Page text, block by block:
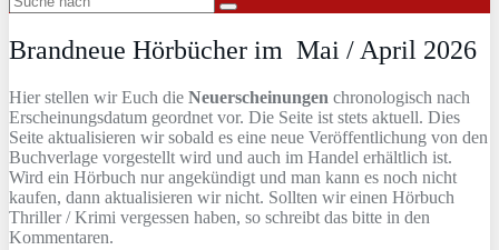
Brandneue Hörbücher im Mai / April 2026
Hier stellen wir Euch die Neuerscheinungen chronologisch nach
Erscheinungsdatum geordnet vor. Die Seite ist stets aktuell. Dies
Seite aktualisieren wir sobald es eine neue Veröffentlichung von den
Buchverlage vorgestellt wird und auch im Handel erhältlich ist.
Wird ein Hörbuch nur angekündigt und man kann es noch nicht
kaufen, dann aktualisieren wir nicht. Sollten wir einen Hörbuch
Thriller / Krimi vergessen haben, so schreibt das bitte in den
Kommentaren.